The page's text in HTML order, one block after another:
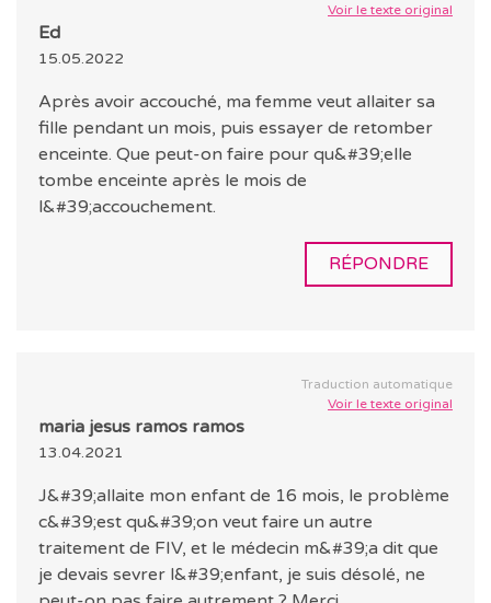
Voir le texte original
Ed
15.05.2022
Après avoir accouché, ma femme veut allaiter sa
fille pendant un mois, puis essayer de retomber
enceinte. Que peut-on faire pour qu&#39;elle
tombe enceinte après le mois de
l&#39;accouchement.
RÉPONDRE
Traduction automatique
Voir le texte original
maria jesus ramos ramos
13.04.2021
J&#39;allaite mon enfant de 16 mois, le problème
c&#39;est qu&#39;on veut faire un autre
traitement de FIV, et le médecin m&#39;a dit que
je devais sevrer l&#39;enfant, je suis désolé, ne